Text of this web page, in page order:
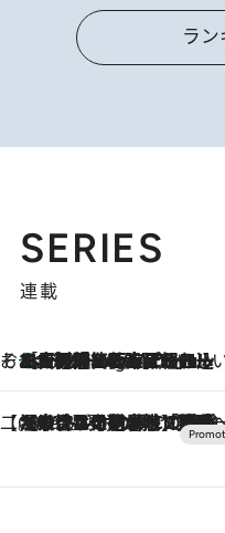
ラ
SERIES
連載
そおだよおこの関西おいしい、おやつ紀行1 Hour Ago
［大阪府箕面市］一皿一皿目の前で仕上げられる、料理を巧みに組み込んだアシェットデセールコース「ミチル アシェット デセール（Michiru assiette dessert）」
【CREA×星野リゾート】唯一無二。癒しと発見が待つ場
2026.8.7
【トンボの足水浴】ヒノキの香りに包まれて涼感マックス！約13℃の湧水かけ流しを避暑地「星野温泉 トンボの湯」で体験